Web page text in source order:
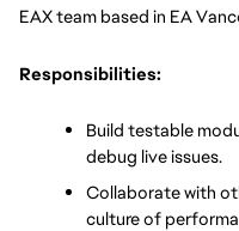
EAX team based in EA
Responsibilities:
Build testable
debug live issues.
Collaborate with
culture of